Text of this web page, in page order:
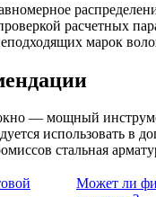
расчетных
марок
— мощный
использовать в
стальная
Может ли